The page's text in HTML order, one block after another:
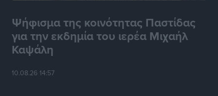
τροχόσπιτα
Ειδήσεις• πριν 7 ώρες
Ψήφισμα της κοινότητας Παστίδας
για την εκδημία του ιερέα Μιχαήλ
Καψάλη
10.08.26 14:57